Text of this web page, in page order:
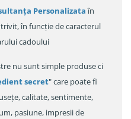
Personalizataîn
în funcție de caracterul
cadoului
nu sunt simple produse ci
secret" care poate fi
calitate, sentimente,
pasiune, impresii de